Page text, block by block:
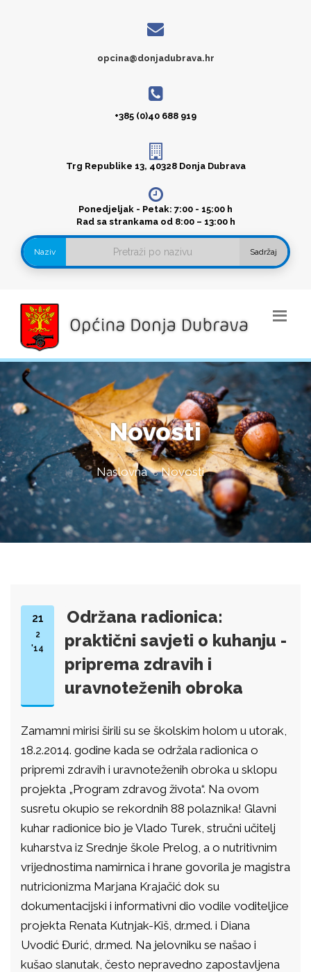
opcina@donjadubrava.hr
+385 (0)40 688 919
Trg Republike 13, 40328 Donja Dubrava
Ponedjeljak - Petak: 7:00 - 15:00 h
Rad sa strankama od 8:00 – 13:00 h
Naziv Sadržaj
Novosti
Naslovna Novosti
21
2
'14
Održana radionica:
praktični savjeti o kuhanju -
priprema zdravih i
uravnoteženih obroka
Zamamni mirisi širili su se školskim holom u utorak,
18.2.2014. godine kada se održala radionica o
pripremi zdravih i uravnoteženih obroka u sklopu
projekta „Program zdravog života“. Na ovom
susretu okupio se rekordnih 88 polaznika! Glavni
kuhar radionice bio je Vlado Turek, stručni učitelj
kuharstva iz Srednje škole Prelog, a o nutritivnim
vrijednostima namirnica i hrane govorila je magistra
nutricionizma Marjana Krajačić dok su
dokumentacijski i informativni dio vodile voditeljice
projekta Renata Kutnjak-Kiš, dr.med. i Diana
Uvodić Đurić, dr.med. Na jelovniku se našao i
kušao slanutak, često nepravedno zapostavljena